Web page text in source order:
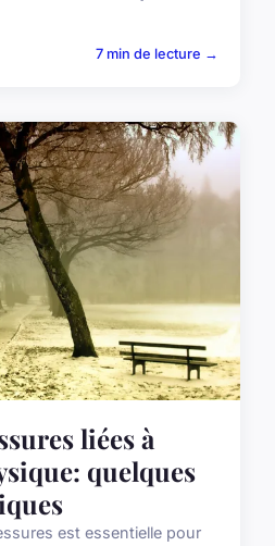
7 min de lecture →
liées à
quelques
est essentielle pour